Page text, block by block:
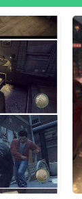
업데이트!
의 100% 무료
가 지급!!